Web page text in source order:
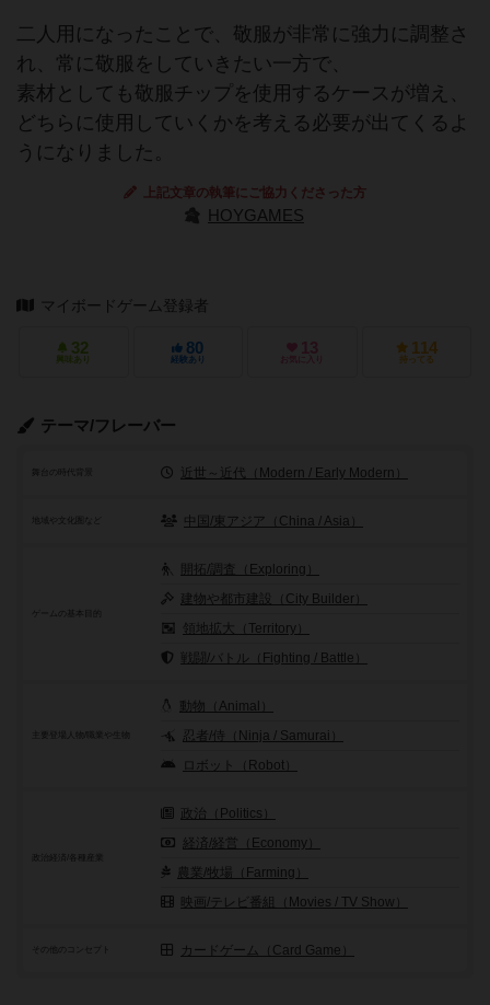
二人用になったことで、敬服が非常に強力に調整さ
れ、常に敬服をしていきたい一方で、
素材としても敬服チップを使用するケースが増え、
どちらに使用していくかを考える必要が出てくるよ
うになりました。
上記文章の執筆にご協力くださった方
HOYGAMES
マイボードゲーム登録者
32
興味あり
80
経験あり
13
お気に入り
114
持ってる
テーマ/フレーバー
舞台の時代背景 近世～近代（Modern / Early Modern）
地域や文化圏など 中国/東アジア（China / Asia）
ゲームの基本目的
開拓/調査（Exploring）
建物や都市建設（City Builder）
領地拡大（Territory）
戦闘/バトル（Fighting / Battle）
動物（Animal）
忍者/侍（Ninja / Samurai）
ロボット（Robot）
政治経済/各種産業
政治（Politics）
経済/経営（Economy）
農業/牧場（Farming）
映画/テレビ番組（Movies / TV Show）
その他のコンセプト カードゲーム（Card Game）